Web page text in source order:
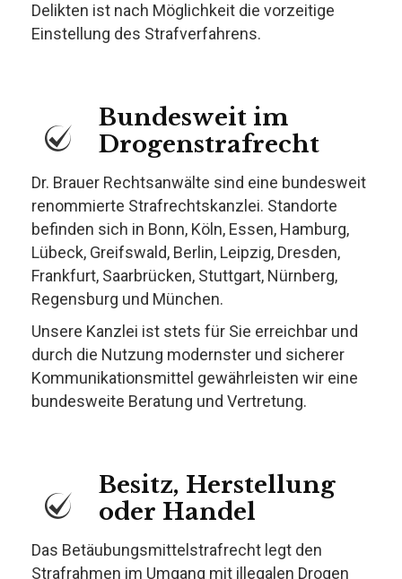
Delikten ist nach Möglichkeit die vorzeitige
Einstellung des Strafverfahrens.
Bundesweit im
Drogenstrafrecht
Dr. Brauer Rechtsanwälte sind eine bundesweit
renommierte Strafrechtskanzlei. Standorte
befinden sich in Bonn, Köln, Essen, Hamburg,
Lübeck, Greifswald, Berlin, Leipzig, Dresden,
Frankfurt, Saarbrücken, Stuttgart, Nürnberg,
Regensburg und München.
Unsere Kanzlei ist stets für Sie erreichbar und
durch die Nutzung modernster und sicherer
Kommunikationsmittel gewährleisten wir eine
bundesweite Beratung und Vertretung.
Besitz, Herstellung
oder Handel
Das Betäubungsmittelstrafrecht legt den
Strafrahmen im Umgang mit illegalen Drogen